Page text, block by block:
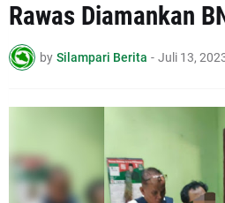
Rawas Diamankan
by Silampari Berita - Juli 13,